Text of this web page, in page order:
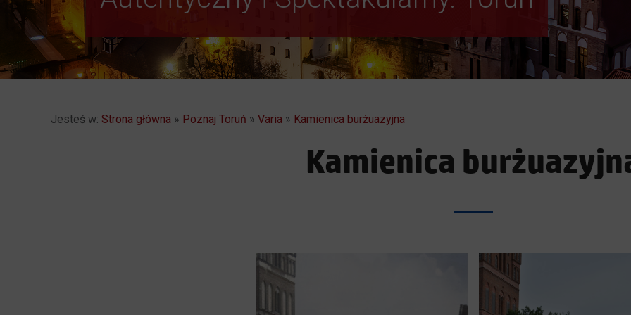
Jesteś w: Strona główna » Poznaj Toruń » Varia » Kamienica burżuazyjna
Kamienica